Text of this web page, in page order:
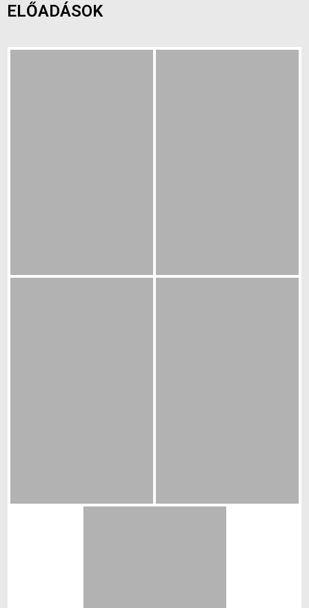
ELŐADÁSOK